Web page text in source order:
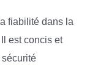
fiabilité dans la
est concis et